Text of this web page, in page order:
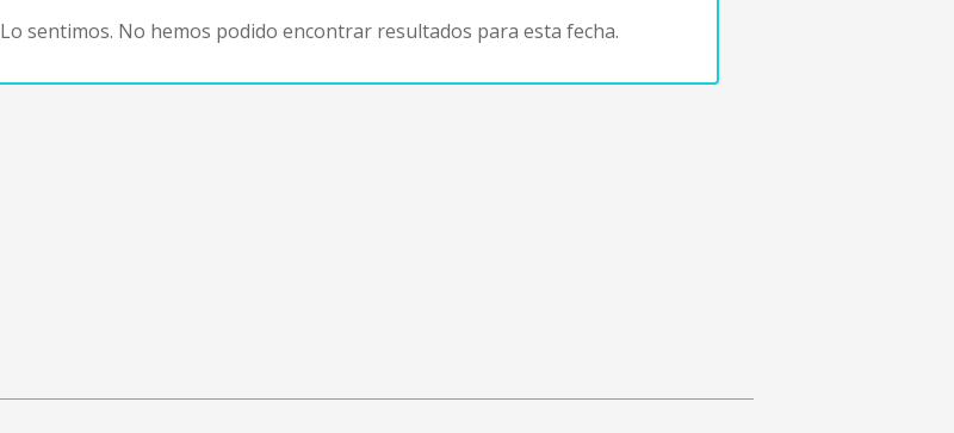
Lo sentimos. No hemos podido encontrar resultados para esta fecha.